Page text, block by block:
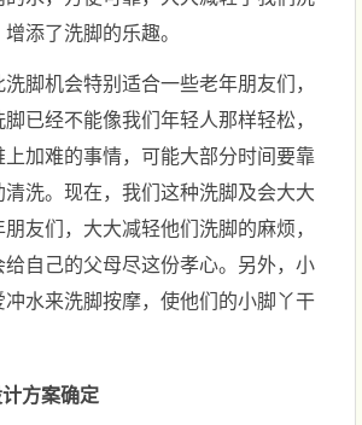
添了洗脚的乐趣。
脚机会特别适合一些老年朋友们，
已经不能像我们年轻人那样轻松，
加难的事情，可能大部分时间要靠
洗。现在，我们这种洗脚及会大大
友们，大大减轻他们洗脚的麻烦，
给自己的父母尽这份孝心。另外，小
冲水来洗脚按摩，使他们的小脚丫干
方案确定